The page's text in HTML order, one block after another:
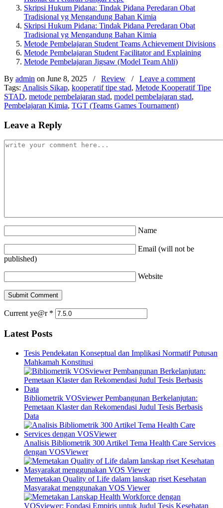
Skripsi Hukum Pidana: Tindak Pidana Peredaran Obat
Tradisional yg Mengandung Bahan Kimia
Skripsi Hukum Pidana: Tindak Pidana Peredaran Obat
Tradisional yg Mengandung Bahan Kimia
Metode Pembelajaran Student Teams Achievement Divisions
Metode Pembelajaran Student Facilitator and Explaining
Metode Pembelajaran Jigsaw (Model Team Ahli)
By admin on June 8, 2025 / Review / Leave a comment
Tags: Analisis Sikap, kooperatif tipe stad, Metode Kooperatif Tipe
STAD, metode pembelajaran stad, model pembelajaran stad,
Pembelajaran Kimia, TGT (Teams Games Tournament)
Leave a Reply
Name
Email (will not be
published)
Website
Current ye@r *
Latest Posts
Tesis Pendekatan Konseptual dan Implikasi Normatif Putusan
Mahkamah Konstitusi
Bibliometrik VOSviewer Pembangunan Berkelanjutan:
Pemetaan Klaster dan Rekomendasi Judul Tesis Berbasis
Data
Analisis Bibliometrik 300 Artikel Tema Health Care Services
dengan VOSViewer
Memetakan Quality of Life dalam lanskap riset Kesehatan
Masyarakat menggunakan VOS Viewer